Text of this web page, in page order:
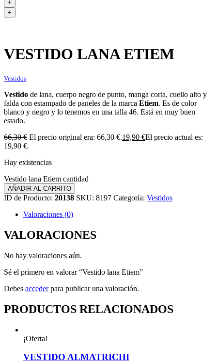
+
+
VESTIDO LANA ETIEM
Vestidos
Vestido de lana, cuerpo negro de punto, manga corta, cuello alto y
falda con estampado de paneles de la marca Etiem. Es de color
blanco y negro y lo tenemos en una talla 46. Está en muy buen
estado.
66,30€ El precio original era: 66,30 €.19,90 €El precio actual es:
19,90 €.
Hay existencias
Vestido lana Etiem cantidad
AÑADIR AL CARRITO
ID de Producto: 20138 SKU: 8197 Categoría: Vestidos
Valoraciones (0)
VALORACIONES
No hay valoraciones aún.
Sé el primero en valorar “Vestido lana Etiem”
Debes accederpara publicar una valoración.
PRODUCTOS RELACIONADOS
¡Oferta!
VESTIDO ALMATRICHI